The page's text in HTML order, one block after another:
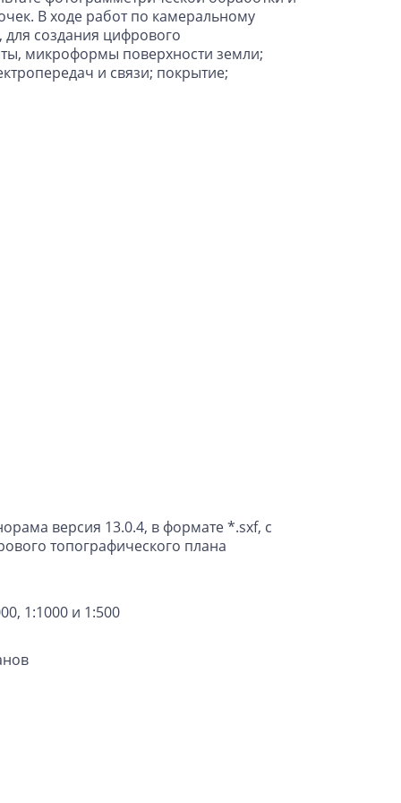
В ходе работ по камеральному
создания цифрового
микроформы поверхности земли;
и связи; покрытие;
версия 13.0.4, в формате *.sxf, с
топографического плана
1:1000 и 1:500